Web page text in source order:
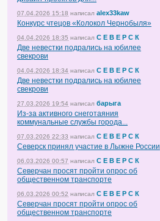
07.04.2026 15:18 написал alex33kaw
Конкурс чтецов «Колокол Чернобыля»
04.04.2026 18:35 написал С Е В Е Р С К
Две невестки подрались на юбилее
свекрови
04.04.2026 18:34 написал С Е В Е Р С К
Две невестки подрались на юбилее
свекрови
27.03.2026 19:54 написал барыга
Из-за активного снеготаяния
коммунальные службы города...
07.03.2026 22:33 написал С Е В Е Р С К
Северск принял участие в Лыжне России
06.03.2026 00:57 написал С Е В Е Р С К
Северчан просят пройти опрос об
общественном транспорте
06.03.2026 00:52 написал С Е В Е Р С К
Северчан просят пройти опрос об
общественном транспорте